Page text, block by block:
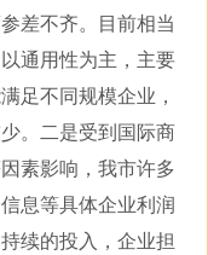
差不齐。目前相当
通用性为主，主要
足不同规模企业，
。二是受到国际商
素影响，我市许多
息等具体企业利润
续的投入，企业担